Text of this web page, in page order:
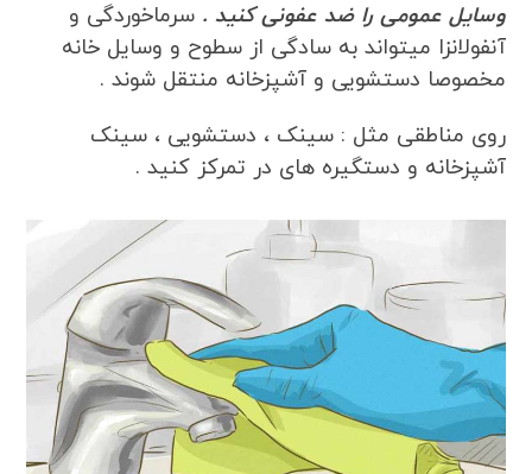
وسایل عمومی را ضد عفونی کنید . سرماخوردگی و
آنفولانزا میتواند به سادگی از سطوح و وسایل خانه
مخصوصا دستشویی و آشپزخانه منتقل شوند .
روی مناطقی مثل : سینک ، دستشویی ، سینک
آشپزخانه و دستگیره های در تمرکز کنید .